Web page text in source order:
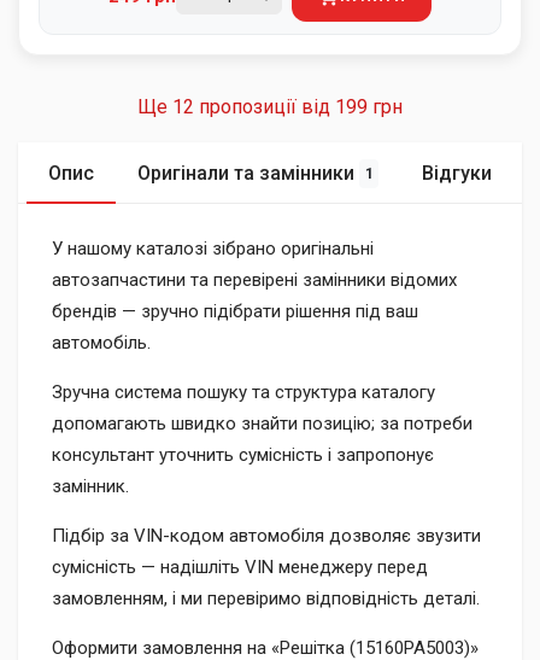
Ще 12 пропозиції від 199 грн
Опис Оригінали та замінники 1 Відгуки
У нашому каталозі зібрано оригінальні
автозапчастини та перевірені замінники відомих
брендів — зручно підібрати рішення під ваш
автомобіль.
Зручна система пошуку та структура каталогу
допомагають швидко знайти позицію; за потреби
консультант уточнить сумісність і запропонує
замінник.
Підбір за VIN-кодом автомобіля дозволяє звузити
сумісність — надішліть VIN менеджеру перед
замовленням, і ми перевіримо відповідність деталі.
Оформити замовлення на «Решітка (15160PA5003)»